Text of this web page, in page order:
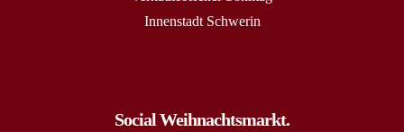
Innenstadt Schwerin
Social Weihnachtsmarkt.